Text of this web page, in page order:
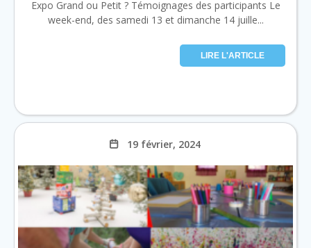
Expo Grand ou Petit ? Témoignages des participants Le
week-end, des samedi 13 et dimanche 14 juille...
LIRE L'ARTICLE
19 février, 2024